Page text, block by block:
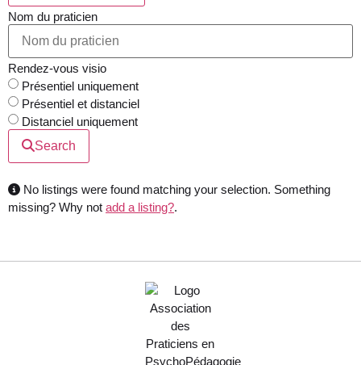
Nom du praticien
Rendez-vous visio
Présentiel uniquement
Présentiel et distanciel
Distanciel uniquement
Search
No listings were found matching your selection. Something
missing? Why not add a listing?.